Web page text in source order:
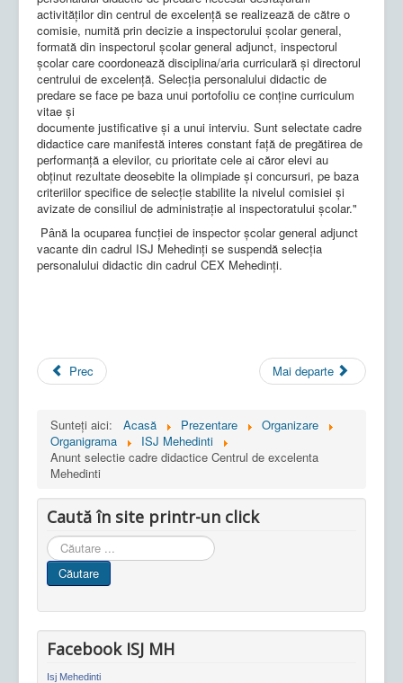
activităţilor din centrul de excelenţă se realizează de către o
comisie, numită prin decizie a inspectorului şcolar general,
formată din inspectorul şcolar general adjunct, inspectorul
şcolar care coordonează disciplina/aria curriculară şi directorul
centrului de excelenţă. Selecţia personalului didactic de
predare se face pe baza unui portofoliu ce conţine curriculum
vitae şi
documente justificative şi a unui interviu. Sunt selectate cadre
didactice care manifestă interes constant faţă de pregătirea de
performanţă a elevilor, cu prioritate cele ai căror elevi au
obţinut rezultate deosebite la olimpiade şi concursuri, pe baza
criteriilor specifice de selecţie stabilite la nivelul comisiei şi
avizate de consiliul de administraţie al inspectoratului şcolar."
Până la ocuparea funcției de inspector școlar general adjunct
vacante din cadrul ISJ Mehedinți se suspendă selecția
personalului didactic din cadrul CEX Mehedinți.
Prec Mai departe
Sunteți aici: Acasă Prezentare
Organizare
Organigrama
ISJ Mehedinti
Anunt selectie cadre didactice Centrul de excelenta
Mehedinti
Caută în site printr-un click
Cauta
in
site
Căutare
Facebook ISJ MH
Isj Mehedinti